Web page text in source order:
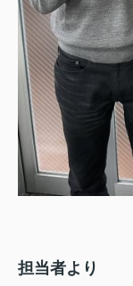
担当者より